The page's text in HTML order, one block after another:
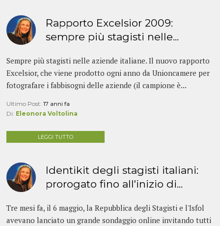
Rapporto Excelsior 2009:
sempre più stagisti nelle...
Sempre più stagisti nelle aziende italiane. Il nuovo rapporto
Excelsior, che viene prodotto ogni anno da Unioncamere per
fotografare i fabbisogni delle aziende (il campione è...
Ultimo Post:17 anni fa
Di: Eleonora Voltolina
LEGGI TUTTO
Identikit degli stagisti italiani:
prorogato fino all'inizio di...
Tre mesi fa, il 6 maggio, la Repubblica degli Stagisti e l'Isfol
avevano lanciato un grande sondaggio online invitando tutti